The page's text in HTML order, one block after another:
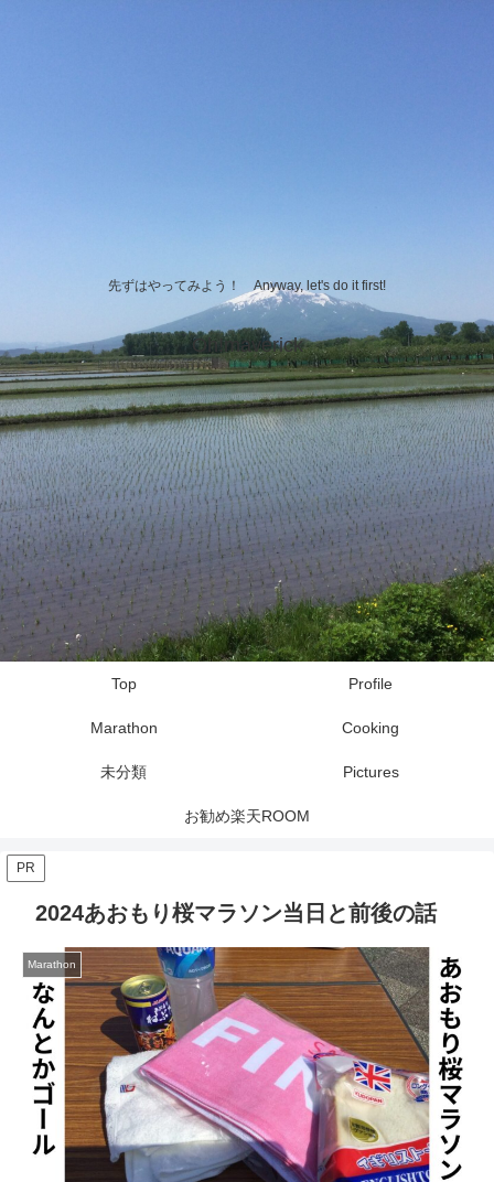
先ずはやってみよう！ Anyway, let's do it first!
Oh!maverick
Top Profile
Marathon Cooking
未分類 Pictures
お勧め楽天ROOM
PR
2024あおもり桜マラソン当日と前後の話
Marathon